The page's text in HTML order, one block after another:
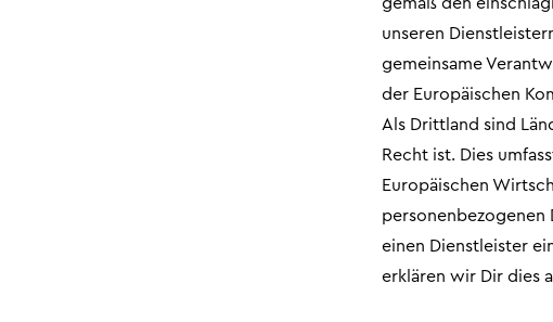
unseren
gemeinsame
der Europäischen
Als Drittland sind
Recht ist. Dies
Europäischen
einen Dienstleister
erklären wir Dir dies